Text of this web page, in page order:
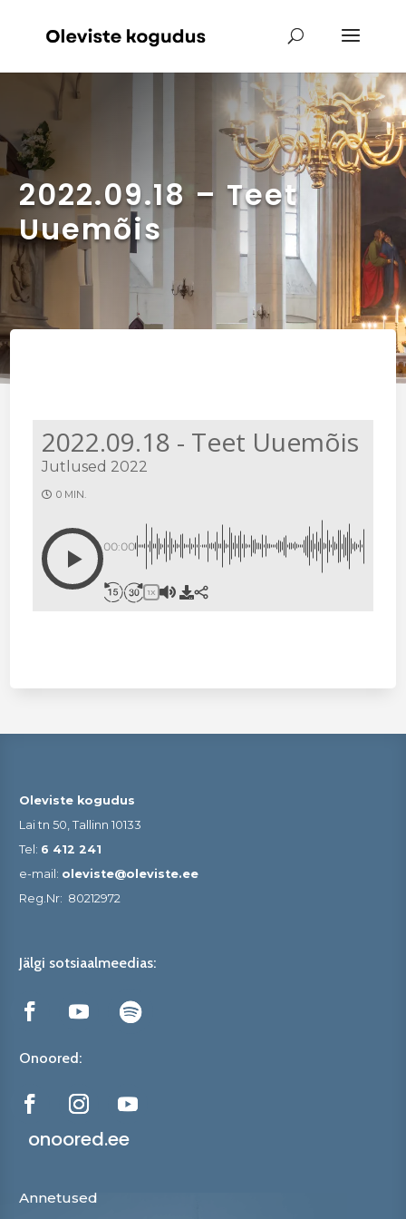
2022.09.18 – Teet
Uuemõis
2022.09.18 - Teet Uuemõis
Jutlused 2022
0 MIN.
00:00
1X
Oleviste kogudus
Lai tn 50, Tallinn 10133
Tel: 6 412 241
e-mail: oleviste@oleviste.ee
Reg.Nr: 80212972
Jälgi sotsiaalmeedias:
Onoored:
onoored.ee
Annetused